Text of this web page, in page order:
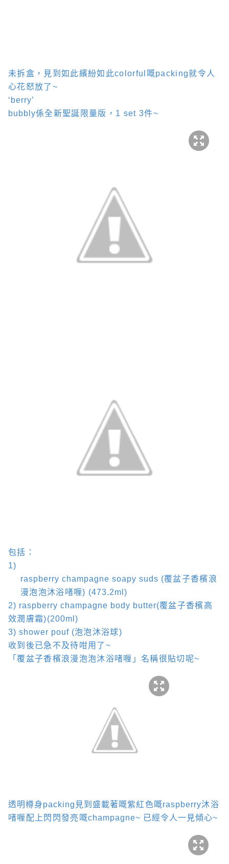
未拆盒，見到如此繽紛如此colorful 嘅packing就令人
心花怒放了 ~
‘berry’
bubbly係全新聖誕限量版， 1 set 3件~
包括：
1)
raspberry champagne soapy suds (覆盆子香檳浪
漫泡泡沐浴啫喱) (473.2ml)
2) raspberry champagne body butter(覆盆子香檳高
效潤膚霜)(200ml)
3) shower pouf (泡泡沐浴球)
收到後已急不及待咁用了 ~
「覆盆子香檳浪漫泡泡沐浴啫喱」名稱很貼切呢~
透明樽身packing 見到盛載著嘅紫紅色嘅raspberry沐浴
啫喱配上閃閃發亮嘅champagne~ 已經令人一見傾心~